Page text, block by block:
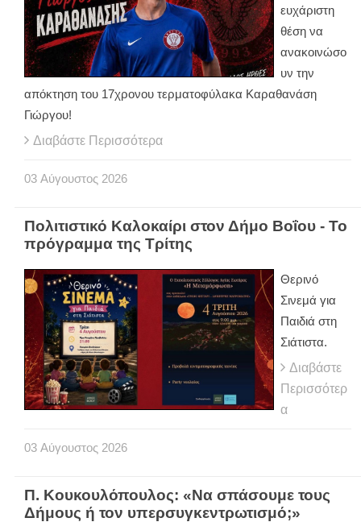
ευχάριστη
θέση να
ανακοινώσο
υν την
απόκτηση του 17χρονου τερματοφύλακα Καραθανάση
Γιώργου!
Διαβάστε Περισσότερα
03 Αύγουστος 2026
Πολιτιστικό Καλοκαίρι στον Δήμο Βοΐου - Το
πρόγραμμα της Τρίτης
Θερινό
Σινεμά για
Παιδιά στη
Σιάτιστα.
Διαβάστε
Περισσότερ
α
03 Αύγουστος 2026
Π. Κουκουλόπουλος: «Να σπάσουμε τους
Δήμους ή τον υπερσυγκεντρωτισμό;»